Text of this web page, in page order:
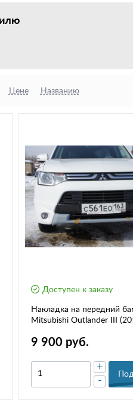
Цене Названию
Доступен к заказу
Накладка на передний
Mitsubishi Outlander III
9 900 руб.
-
+